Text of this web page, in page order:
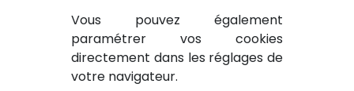
Vous pouvez également
paramétrer vos cookies
directement dans les réglages de
votre navigateur.